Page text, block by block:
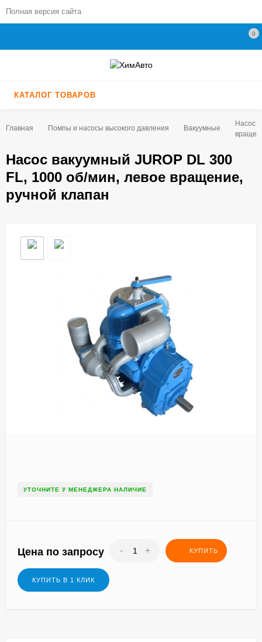
Полная версия сайта
0
КАТАЛОГ ТОВАРОВ
Главная Помпы и насосы высокого давления Вакуумные
Насос
Насос вакуумный JUROP DL 300
FL, 1000 об/мин, левое вращение,
ручной клапан
УТОЧНИТЕ У МЕНЕДЖЕРА НАЛИЧИЕ
Цена по запросу - + КУПИТЬ
КУПИТЬ В 1 КЛИК